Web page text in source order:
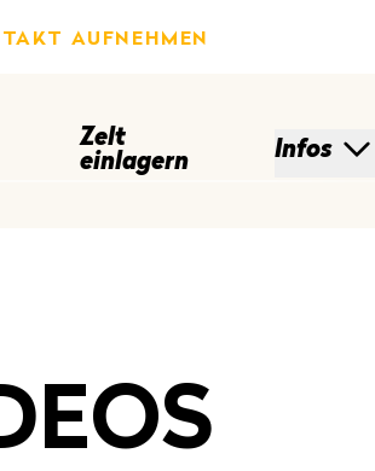
AUFNEHMEN
Zelt
einlagern
Infos